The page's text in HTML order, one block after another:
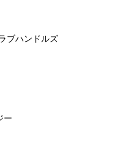
ブハンドルズ
ー